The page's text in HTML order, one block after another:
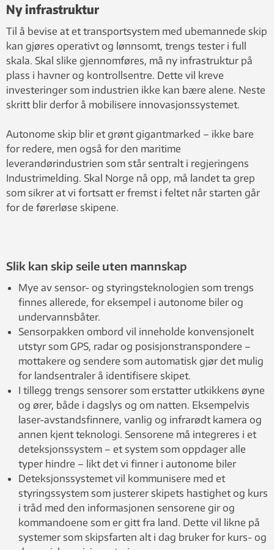
Ny infrastruktur
Til å bevise at et transportsystem med ubemannede skip
kan gjøres operativt og lønnsomt, trengs tester i full
skala. Skal slike gjennomføres, må ny infrastruktur på
plass i havner og kontrollsentre. Dette vil kreve
investeringer som industrien ikke kan bære alene. Neste
skritt blir derfor å mobilisere innovasjonssystemet.
Autonome skip blir et grønt gigantmarked – ikke bare
for redere, men også for den maritime
leverandørindustrien som står sentralt i regjeringens
Industrimelding. Skal Norge nå opp, må landet ta grep
som sikrer at vi fortsatt er fremst i feltet når starten går
for de førerløse skipene.
Slik kan skip seile uten mannskap
Mye av sensor- og styringsteknologien som trengs
finnes allerede, for eksempel i autonome biler og
undervannsbåter.
Sensorpakken ombord vil inneholde konvensjonelt
utstyr som GPS, radar og posisjonstranspondere –
mottakere og sendere som automatisk gjør det mulig
for landsentraler å identifisere skipet.
I tillegg trengs sensorer som erstatter utkikkens øyne
og ører, både i dagslys og om natten. Eksempelvis
laser-avstandsfinnere, vanlig og infrarødt kamera og
annen kjent teknologi. Sensorene må integreres i et
deteksjonssystem – et system som oppdager alle
typer hindre – likt det vi finner i autonome biler
Deteksjonssystemet vil kommunisere med et
styringssystem som justerer skipets hastighet og kurs
i tråd med den informasjonen sensorene gir og
kommandoene som er gitt fra land. Dette vil likne på
systemer som skipsfarten alt i dag bruker for kurs- og